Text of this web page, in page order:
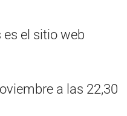
el sitio web
a las 22,30